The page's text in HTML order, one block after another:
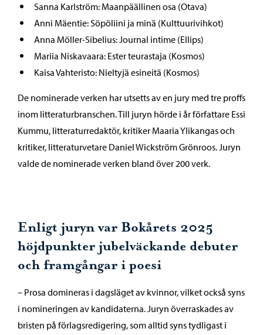
Sanna Karlström: Maanpäällinen osa (Otava)
Anni Mäentie: Söpöliini ja minä (Kulttuurivihkot)
Anna Möller-Sibelius: Journal intime (Ellips)
Mariia Niskavaara: Ester teurastaja (Kosmos)
Kaisa Vahteristo: Nieltyjä esineitä (Kosmos)
De nominerade verken har utsetts av en jury med tre proffs
inom litteraturbranschen. Till juryn hörde i år författare Essi
Kummu, litteraturredaktör, kritiker Maaria Ylikangas och
kritiker, litteraturvetare Daniel Wickström Grönroos. Juryn
valde de nominerade verken bland över 200 verk.
Enligt juryn var Bokårets 2025
höjdpunkter jubelväckande debuter
och framgångar i poesi
– Prosa domineras i dagsläget av kvinnor, vilket också syns
i nomineringen av kandidaterna. Juryn överraskades av
bristen på förlagsredigering, som alltid syns tydligast i